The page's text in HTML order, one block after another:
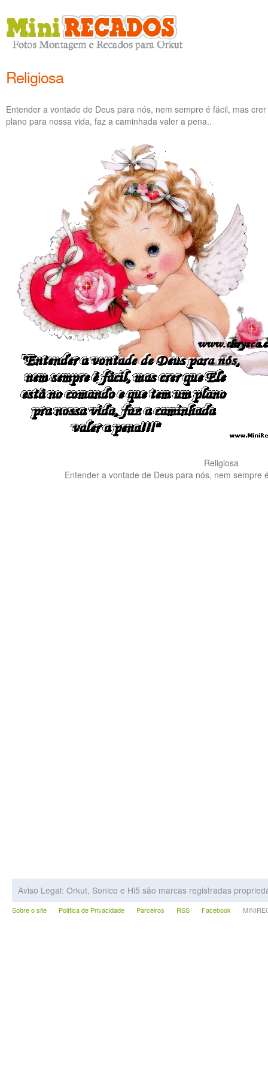
Religiosa
Entender a vontade de Deus para nós, nem sempre é fácil, mas
plano para nossa vida, faz a caminhada valer a pena..
Religiosa
Entender a vontade de Deus para nós, nem sempre
Aviso Legal: Orkut, Sonico e Hi5 são marcas registradas
Sobre o site Política de Privacidade Parceiros RSS Facebook